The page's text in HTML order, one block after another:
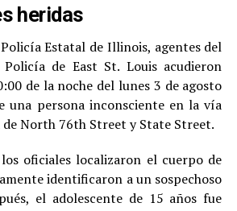
heridas
Estatal de Illinois, agentes del
de East St. Louis acudieron
de la noche del lunes 3 de agosto
una persona inconsciente en la vía
de North 76th Street y State Street.
oficiales localizaron el cuerpo de
identificaron a un sospechoso
el adolescente de 15 años fue